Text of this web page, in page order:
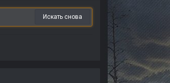
Искать снова